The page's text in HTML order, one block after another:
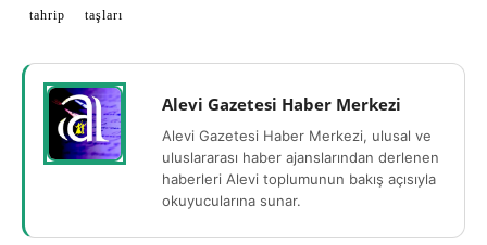
tahrip taşları
Alevi Gazetesi Haber Merkezi
Alevi Gazetesi Haber Merkezi, ulusal ve
uluslararası haber ajanslarından derlenen
haberleri Alevi toplumunun bakış açısıyla
okuyucularına sunar.